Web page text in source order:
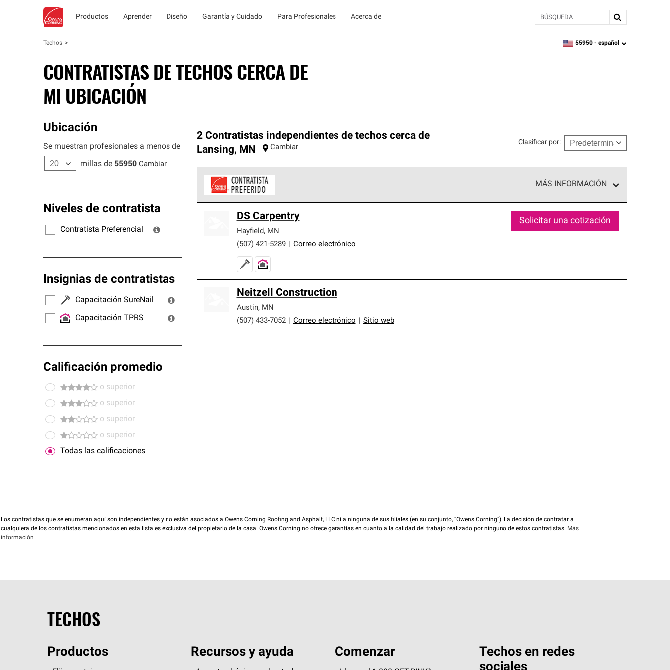
Productos Aprender Diseño Garantía y Cuidado Para Profesionales Acerca de BÚSQUEDA
Techos zipcode,language
55950 - español
CONTRATISTAS DE TECHOS CERCA DE
MI UBICACIÓN
Ubicación
Se muestran profesionales a menos de
millas de 55950 Cambiar
Niveles de contratista
Contratista Preferencial
Insignias de contratistas
Capacitación SureNail
Capacitación TPRS
Calificación promedio
o superior
o superior
o superior
o superior
Todas las calificaciones
2 Contratistas independientes de techos cerca de
Lansing, MN Cambiar
Clasificar por:
MÁS INFORMACIÓN
cumplen con altos estándares y requisitos estrictos de profesionalismo y confiabilidad.
DS Carpentry
Hayfield , MN
(507) 421-5289
Correo electrónico
Solicitar una cotización
Neitzell Construction
Austin, MN
(507) 433-7052
Correo electrónico Sitio web
Los contratistas que se enumeran aquí son independientes y no están asociados a Owens Corning Roofing and Asphalt, LLC ni a ninguna de sus filiales (en su conjunto, “Owens Corning”). La decisión de contratar a
cualquiera de los contratistas mencionados en esta lista es exclusiva del propietario de la casa. Owens Corning no ofrece garantías en cuanto a la calidad del trabajo realizado por ninguno de estos contratistas. Más
información
TECHOS
Productos Recursos y ayuda Comenzar
Techos en redes
sociales